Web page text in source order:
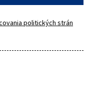
politických strán